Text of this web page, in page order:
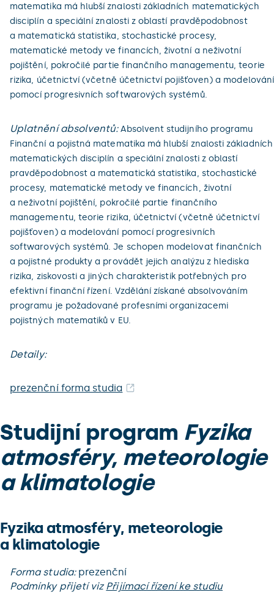
matematika má hlubší znalosti základních matematických
disciplín a speciální znalosti z oblastí pravděpodobnost
a matematická statistika, stochastické procesy,
matematické metody ve financích, životní a neživotní
pojištění, pokročilé partie finančního managementu, teorie
rizika, účetnictví (včetně účetnictví pojišťoven) a modelování
pomocí progresivních softwarových systémů.
Uplatnění absolventů: Absolvent studijního programu
Finanční a pojistná matematika má hlubší znalosti základních
matematických disciplín a speciální znalosti z oblastí
pravděpodobnost a matematická statistika, stochastické
procesy, matematické metody ve financích, životní
a neživotní pojištění, pokročilé partie finančního
managementu, teorie rizika, účetnictví (včetně účetnictví
pojišťoven) a modelování pomocí progresivních
softwarových systémů. Je schopen modelovat finančních
a pojistné produkty a provádět jejich analýzu z hlediska
rizika, ziskovosti a jiných charakteristik potřebných pro
efektivní finanční řízení. Vzdělání získané absolvováním
programu je požadované profesními organizacemi
pojistných matematiků v EU.
Detaily:
prezenční forma studia
Studijní program Fyzika
atmosféry, meteorologie
a klimatologie
Fyzika atmosféry, meteorologie
a klimatologie
Forma studia:prezenční
Podmínky přijetí viz Přijímací řízení ke studiu